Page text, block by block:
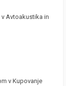
v Avtoakustika in
v Kupovanje